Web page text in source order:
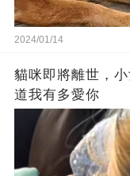
2024/01/14
貓咪即將離世，
道我有多愛你